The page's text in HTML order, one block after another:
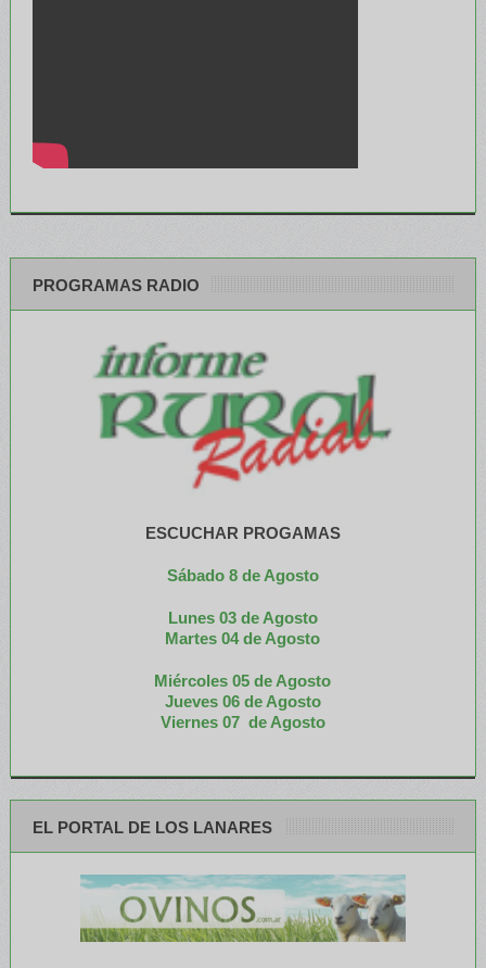
PROGRAMAS RADIO
ESCUCHAR PROGAMAS
Sábado 8 de Agosto
Lunes 03 de Agosto
Martes 04 de Agosto
Miércoles 05 de Agosto
Jueves 06 de Agosto
Viernes 07 de Agosto
EL PORTAL DE LOS LANARES